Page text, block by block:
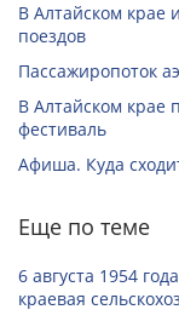
В Алтайском крае
поездов
Пассажиропоток
В Алтайском
фестиваль
Афиша. Куда
Еще по теме
6 августа 1954
краевая